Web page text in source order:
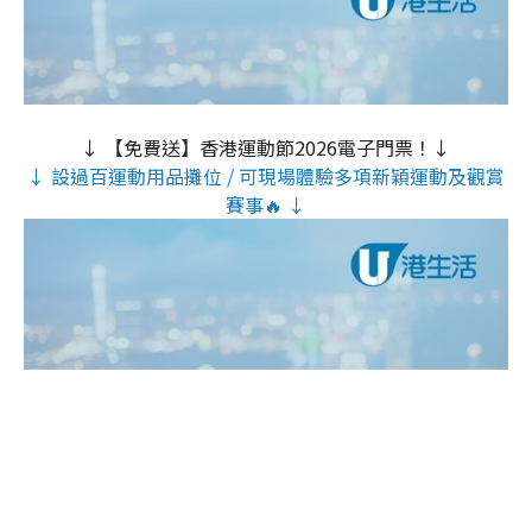
↓ 【免費送】香港運動節2026電子門票！↓
↓ 設過百運動用品攤位 / 可現場體驗多項新穎運動及觀賞
賽事🔥 ↓